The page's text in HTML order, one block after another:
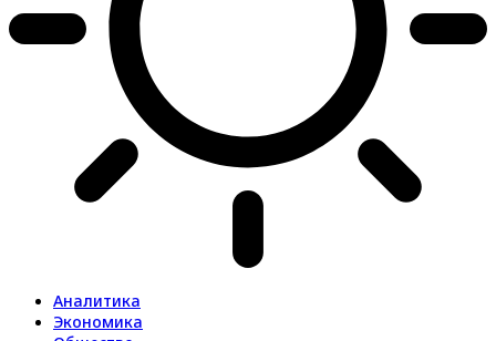
Аналитика
Экономика